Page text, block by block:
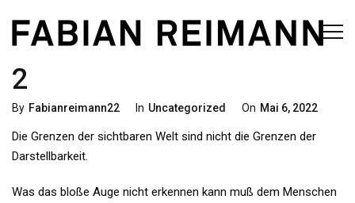
2
By Fabianreimann22 Categories
In Uncategorized
Posted
On Mai 6, 2022
Die Grenzen der sichtbaren Welt sind nicht die Grenzen der
Darstellbarkeit.
Was das bloße Auge nicht erkennen kann muß dem Menschen